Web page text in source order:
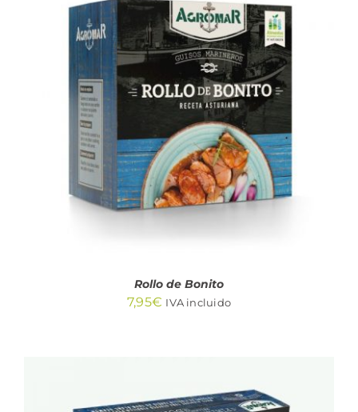
AÑADIR AL CARRITO
/
DETALLES
Rollo de Bonito
7,95€ IVA incluido